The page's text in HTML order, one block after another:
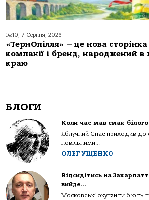
14:10, 7 Серпня, 2026
«ТернОпілля» – це нова
компанії і бренд, народжений в
краю
БЛОГИ
Коли час мав смак
Яблучний Спас приходив до
повільними...
ОЛЕГ УЩЕНКО
Відсидітись на
вийде…
Московські окупанти б’ють